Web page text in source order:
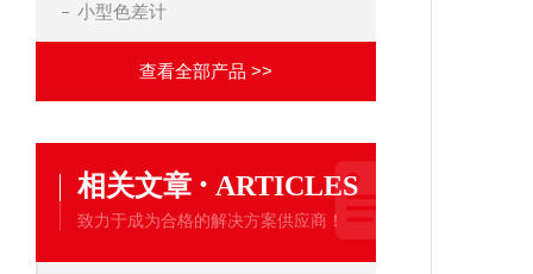
小型色差计
查看全部产品 >>
相关文章 · ARTICLES
致力于成为合格的解决方案供应商！